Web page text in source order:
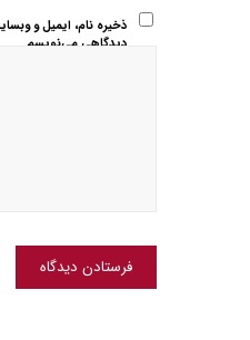
ذخیره نام، ایمیل و
دیدگاهی می‌نویسم.